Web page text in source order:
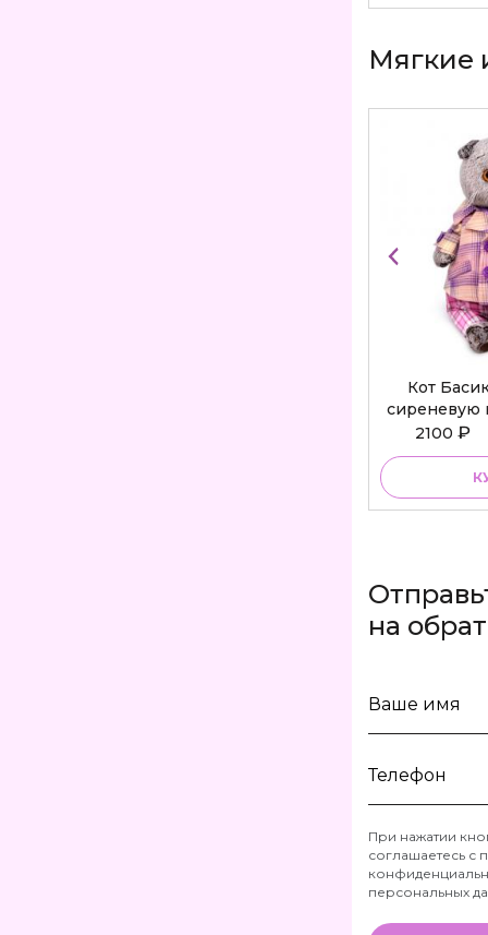
Мягкие
Кот
сиреневую
2100₽
на
Ваше
Телефон
*
При нажатии
соглашаетесь с
персональных